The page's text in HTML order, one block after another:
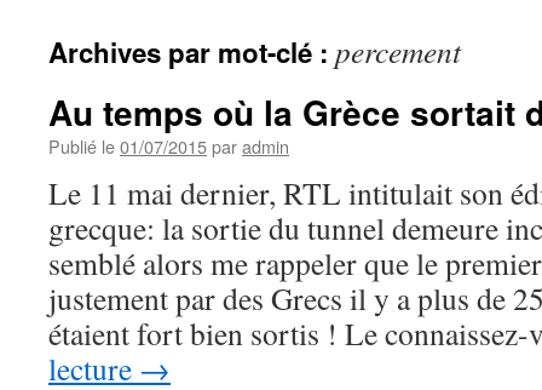
Archives par mot-clé : percement
Au temps où la Grèce sortait
Publié le01/07/2015paradmin
Le 11 mai dernier, RTL intitulait son
grecque: la sortie du tunnel demeure
semblé alors me rappeler que le
justement par des Grecs il y a plus de
étaient fort bien sortis ! Le connaissez-
lecture →